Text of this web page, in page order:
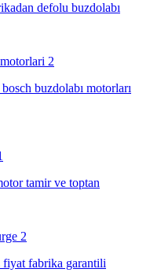
defolu buzdolabı
buzdolabı motorları
tamir ve toptan
fiyat fabrika garantili